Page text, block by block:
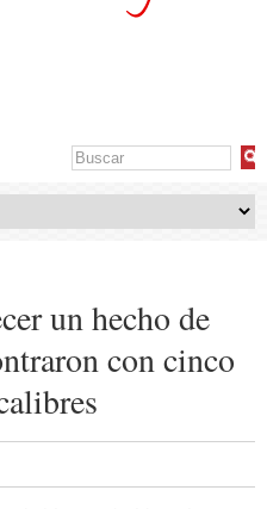
un hecho de
con cinco